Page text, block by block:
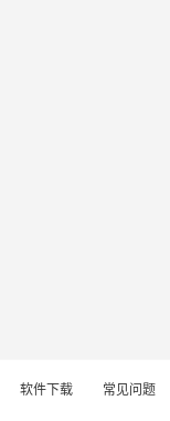
软件下载 常见问题